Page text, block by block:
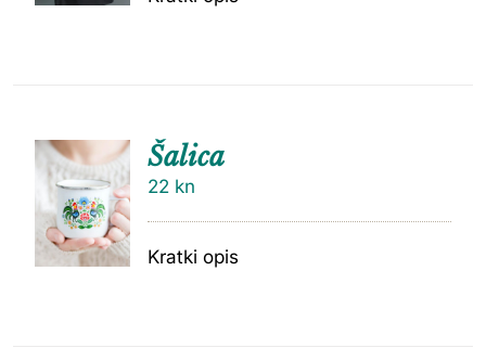
DODAJ
U
KOŠARI
CU
Šalica
22 kn
Kratki opis